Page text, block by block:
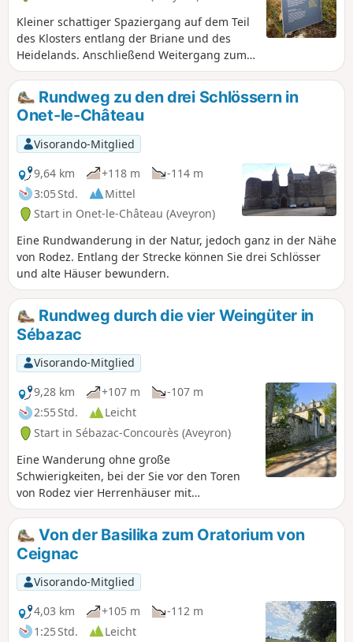
Kleiner schattiger Spaziergang auf dem Teil
des Klosters entlang der Briane und des
Heidelands. Anschließend Weitergang zum
Park von Combelles mit seinen Pferden und
Aktivitäten. Beim Verlassen des Parks führt
Sie ein Weg auf ein Kalksteinplateau und
schließlich zum letzten Abschnitt in
Richtung Istournet und seinem kleinen See,
der Sie zum Plateau von Banocres führt, von
wo aus Sie einen herrlichen Blick auf Rodez
und den Aubrac haben.
Rundweg zu den drei Schlössern in
Onet-le-Château
Visorando-Mitglied
9,64 km
+118 m
-114 m
3:05 Std.
Mittel
Start in Onet-le-Château (Aveyron)
Eine Rundwanderung in der Natur, jedoch ganz in der Nähe
von Rodez. Entlang der Strecke können Sie drei Schlösser
und alte Häuser bewundern.
Rundweg durch die vier Weingüter in
Sébazac
Visorando-Mitglied
9,28 km
+107 m
-107 m
2:55 Std.
Leicht
Start in Sébazac-Concourès (Aveyron)
Eine Wanderung ohne große
Schwierigkeiten, bei der Sie vor den Toren
von Rodez vier Herrenhäuser mit
bemerkenswerter Architektur entdecken
können, die typisch für die Causse Comtal,
die Hochebene der Grafen von Rodez, sind.
Diese Region mit ihrer starken
landwirtschaftlichen Tradition ist reich an
Anwesen, darunter auch die hier zu
sehenden, die von einer reichen
Vergangenheit zeugen.
Von der Basilika zum Oratorium von
Ceignac
Visorando-Mitglied
4,03 km
+105 m
-112 m
1:25 Std.
Leicht